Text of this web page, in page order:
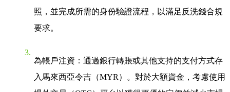
照，並完成所需的身份驗證流程，以滿足反洗錢合規
要求。
為帳戶注資 ：通過銀行轉賬或其他支持的支付方式存
入馬來西亞令吉（MYR）。對於大額資金，考慮使用